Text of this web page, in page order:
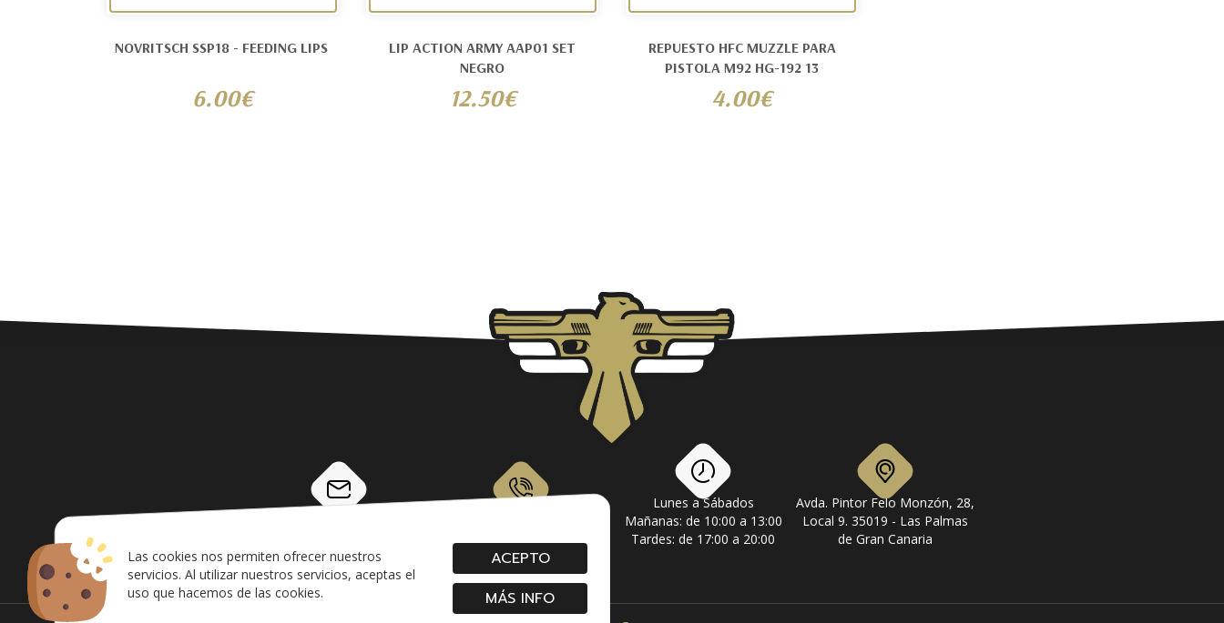
Las cookies nos permiten ofrecer nuestros
servicios. Al utilizar nuestros servicios, aceptas el
uso que hacemos de las cookies.
ACEPTO
MÁS INFO
NOVRITSCH SSP18 - FEEDING LIPS
6.00€
LIP ACTION ARMY AAP01 SET
NEGRO
12.50€
REPUESTO HFC MUZZLE PARA
PISTOLA M92 HG-192 13
4.00€
Lunes a Sábados
Mañanas: de 10:00 a 13:00
Tardes: de 17:00 a 20:00
Avda. Pintor Felo Monzón, 28,
Local 9. 35019 - Las Palmas
de Gran Canaria